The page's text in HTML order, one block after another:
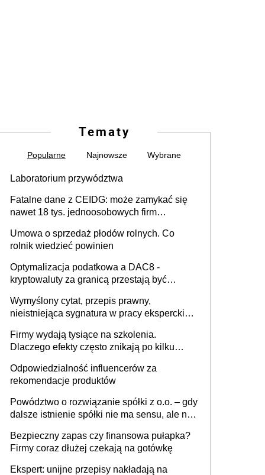
Tematy
Popularne Najnowsze Wybrane
Laboratorium przywództwa
Fatalne dane z CEIDG: może zamykać się
nawet 18 tys. jednoosobowych firm
Umowa o sprzedaż płodów rolnych. Co
rolnik wiedzieć powinien
Optymalizacja podatkowa a DAC8 -
kryptowaluty za granicą przestają być
Wymyślony cytat, przepis prawny,
nieistniejąca sygnatura w pracy eksperckiej -
firmie
Firmy wydają tysiące na szkolenia.
Dlaczego efekty często znikają po kilku
Odpowiedzialność influencerów za
rekomendacje produktów
Powództwo o rozwiązanie spółki z o.o. – gdy
dalsze istnienie spółki nie ma sensu, ale nie
Bezpieczny zapas czy finansowa pułapka?
Firmy coraz dłużej czekają na gotówkę
Ekspert: unijne przepisy nakładają na